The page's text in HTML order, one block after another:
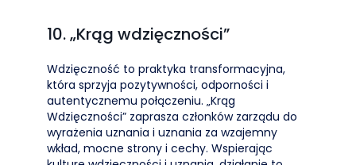
10. „Krąg wdzięczności”
Wdzięczność to praktyka transformacyjna,
która sprzyja pozytywności, odporności i
autentycznemu połączeniu. „Krąg
Wdzięczności” zaprasza członków zarządu do
wyrażenia uznania i uznania za wzajemny
wkład, mocne strony i cechy. Wspierając